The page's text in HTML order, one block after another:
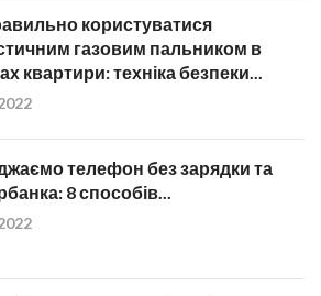
користуватися
газовим пальником в
квартири: техніка безпеки...
телефон без зарядки та
8 способів...